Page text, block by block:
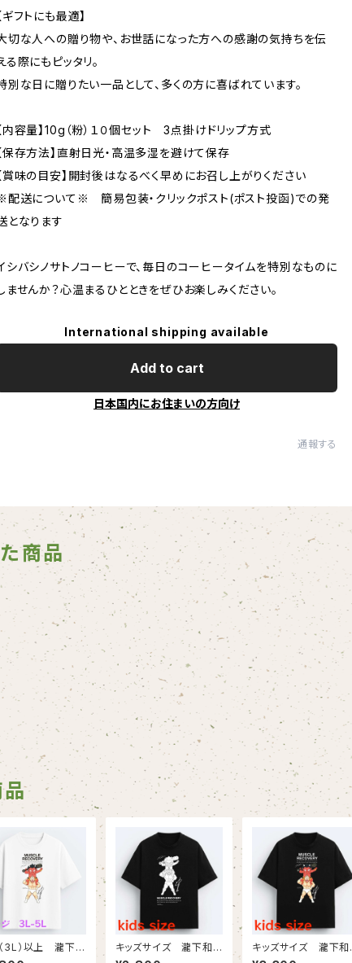
【ギフトにも最適】
切な人への贈り物や、お世話になった方への感謝の気持ちを伝
る際にもピッタリ。
別な日に贈りたい一品として、多くの方に喜ばれています。
【内容量】10g（粉）１０個セット 3点掛けドリップ方式
【保存方法】直射日光・高温多湿を避けて保存
【賞味の目安】開封後はなるべく早めにお召し上がりください
配送について※ 簡易包装・クリックポスト(ポスト投函)での発
となります
シバシノサトノコーヒーで、毎日のコーヒータイムを特別なものに
ませんか？心温まるひとときをぜひお楽しみください。
International shipping available
Add to cart
日本国内にお住まいの方向け
通報する
商品
品
3L）以上 瀧下和
たまごコラボチ
キッズサイズ 瀧下和
之×ゆでたまごコラボチ
キッズサイズ 瀧下和
之×ゆでたまごコラボチ